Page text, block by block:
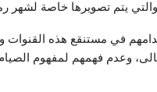
يتم تصويرها خاصة لشهر
في مستنقع هذه القنوات
وعدم فهمهم لمفهوم